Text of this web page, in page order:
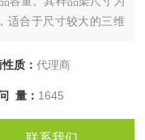
适合于尺寸较大的三维
。
质： 代理商
量： 1645